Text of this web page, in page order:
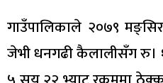
गाउँपालिकाले २०७९
जेभी धनगढी कैलालीसँग रु।